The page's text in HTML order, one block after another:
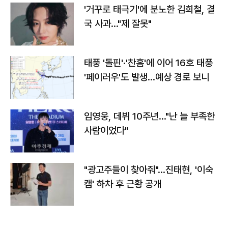
'거꾸로 태극기'에 분노한 김희철, 결
국 사과…"제 잘못"
태풍 '돌핀'·'찬홈'에 이어 16호 태풍
'페이러우'도 발생…예상 경로 보니
임영웅, 데뷔 10주년…"난 늘 부족한
사람이었다"
"광고주들이 찾아줘"…진태현, '이숙
캠' 하차 후 근황 공개